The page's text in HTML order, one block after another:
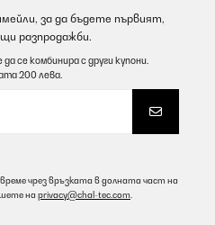
за да бъдете първият,
разпродажби.
се комбинира с други купони.
200 лева.
чрез връзката в долната част на
на privacy@chal-tec.com